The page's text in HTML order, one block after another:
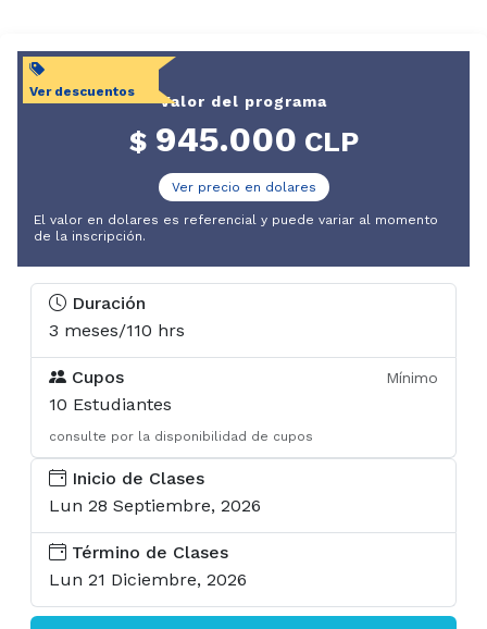
Aula virtual
U-Campus Valor del programa
$ 945.000 CLP
Ver precio en dolares
Ver descuentos
El valor en dolares es referencial y puede variar al momento
de la inscripción.
Duración
3 meses/110 hrs
Cupos Mínimo
10 Estudiantes
consulte por la disponibilidad de cupos
Inicio de Clases
Lun 28 Septiembre, 2026
Término de Clases
Lun 21 Diciembre, 2026